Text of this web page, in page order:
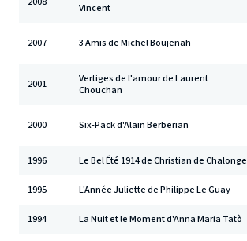
Vincent
2007 3 Amis de Michel Boujenah
2001
Vertiges de l'amour de Laurent
Chouchan
2000 Six-Pack d'Alain Berberian
1996 Le Bel Été 1914 de Christian de Chalonge
1995 L'Année Juliette de Philippe Le Guay
1994 La Nuit et le Moment d'Anna Maria Tatò